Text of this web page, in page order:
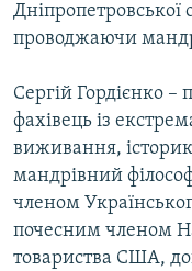
Дніпропетровської
проводжаючи
Сергій Гордієнко
фахівець із
виживання,
мандрівний
членом
почесним членом
товариства США,